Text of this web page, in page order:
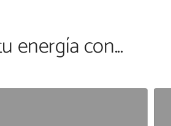
energía con...